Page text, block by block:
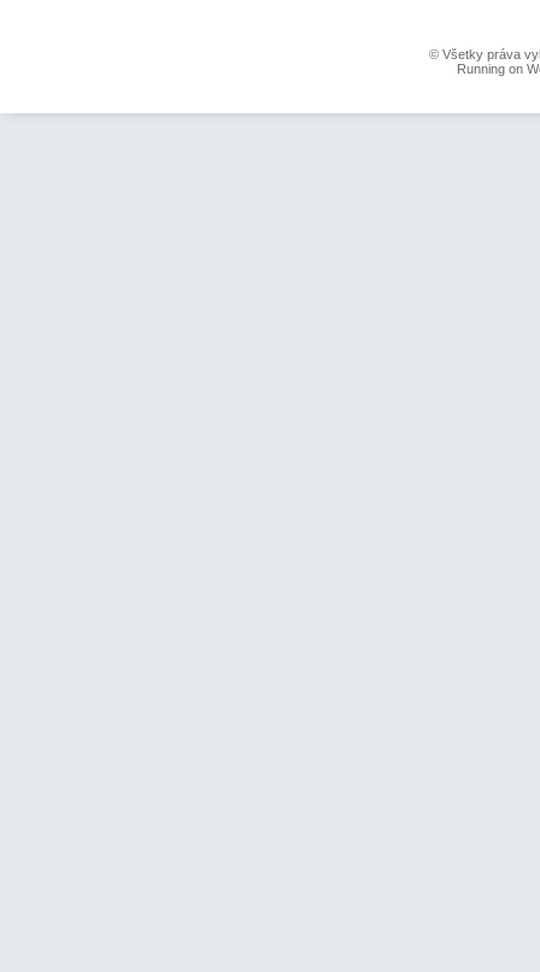
© Všetky práva
Running on